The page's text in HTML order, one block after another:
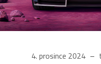
4. prosince 2024